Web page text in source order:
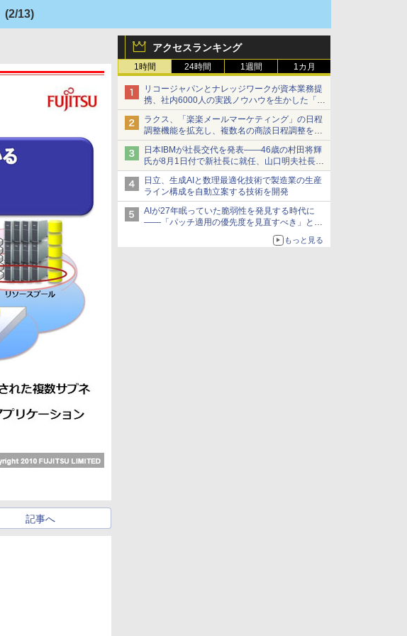
(2/13)
アクセスランキング
1時間 24時間 1週間 1カ月
リコージャパンとナレッジワークが資本業務提
携、社内6000人の実践ノウハウを生かした「AI
商談記録 for RICOH」を展開へ
ラクス、「楽楽メールマーケティング」の日程
調整機能を拡充し、複数名の商談日程調整を効
率化
日本IBMが社長交代を発表――46歳の村田将輝
氏が8月1日付で新社長に就任、山口明夫社長は
会長へ
日立、生成AIと数理最適化技術で製造業の生産
ライン構成を自動立案する技術を開発
AIが27年眠っていた脆弱性を発見する時代に
――「パッチ適用の優先度を見直すべき」とセ
もっと見る
記事へ